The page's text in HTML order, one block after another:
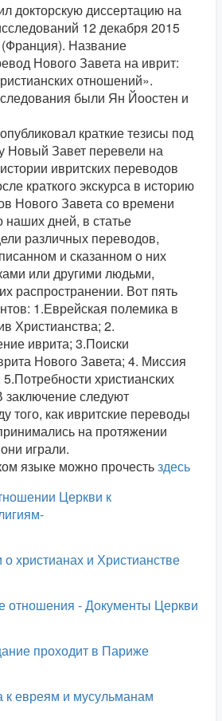
докторскую диссертацию на
12 декабря 2015
(Франция). Название
Нового Завета на иврит:
отношений».
были Ян Йоостен и
краткие тезисы под
Новый Завет перевели на
ивритских переводов
краткого экскурса в историю
Нового Завета со времени
дней, в статье
различных переводов,
и сказанном о них
или другими людьми,
распространении. Вот пять
1.Еврейская полемика в
Христианства; 2.
иврита; 3.Поиски
Нового Завета; 4. Миссия
христианских
следуют
того, как ивритские переводы
на протяжении
играли.
языке можно прочестьздесь
Церкви к
христианах и Христианстве
отношения - Документы Церкви
проходит в Париже
евреям и мусульманам